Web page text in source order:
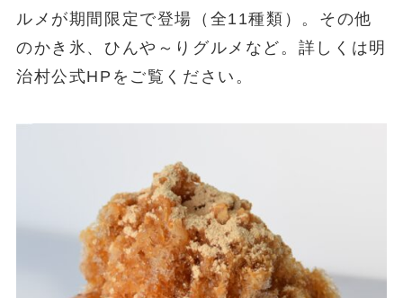
ルメが期間限定で登場（全11種類）。その他
のかき氷、ひんや～りグルメなど。詳しくは明
治村公式HPをご覧ください。